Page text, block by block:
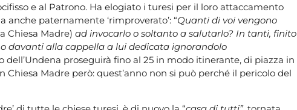
e al Patrono. Ha elogiato i turesi per il loro attaccamento
anche paternamente ‘rimproverato’: “Quanti di voi vengono
Chiesa Madre) ad invocarlo o soltanto a salutarlo? In tanti, finito
davanti alla cappella a lui dedicata ignorandolo
dell’Undena proseguirà fino al 25 in modo itinerante, di piazza in
Chiesa Madre però: quest’anno non si può perché il pericolo del